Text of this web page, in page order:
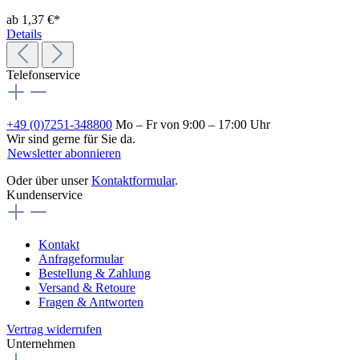
ab 1,37 €*
Details
Telefonservice
+49 (0)7251-348800 Mo – Fr von 9:00 – 17:00 Uhr
Wir sind gerne für Sie da.
Newsletter abonnieren
Oder über unserKontaktformular.
Kundenservice
Kontakt
Anfrageformular
Bestellung & Zahlung
Versand & Retoure
Fragen & Antworten
Vertrag widerrufen
Unternehmen